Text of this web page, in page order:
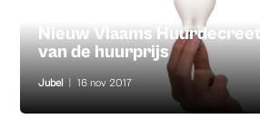
Nieuw Vlaams
van de huurprijs
Jubel 16 nov 2017